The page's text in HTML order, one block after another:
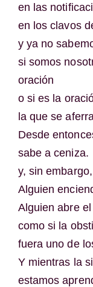
en las
en los clavos
y ya no
si somos
oración
o si es la
la que se
Desde
sabe a ceniza.
y, sin
Alguien
Alguien abre
como si la
fuera uno de
Y mientras la
estamos